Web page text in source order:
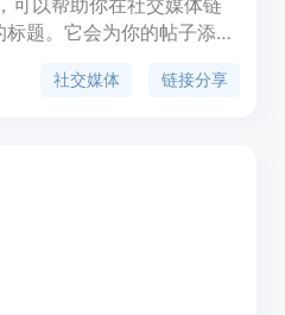
可以帮助你在社交媒体链
题。它会为你的帖子添加
你将提高链接帖子的参与
社交媒体 链接分享